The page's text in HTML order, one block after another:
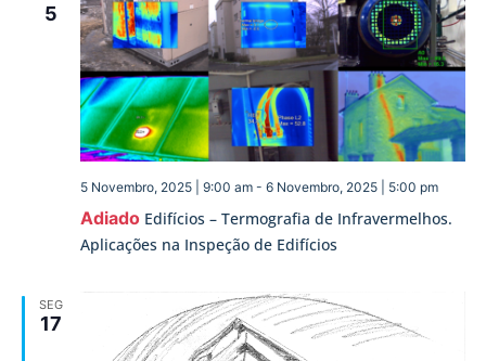
5
Adiado Edifícios – Termografia de Infravermelhos.
Aplicações na Inspeção de Edifícios
5 Novembro, 2025 | 9:00 am- 6 Novembro, 2025 | 5:00 pm
SEG
17